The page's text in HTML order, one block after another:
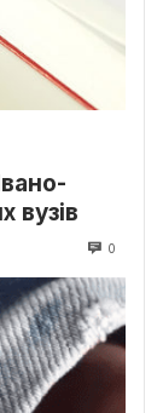
вузів
0